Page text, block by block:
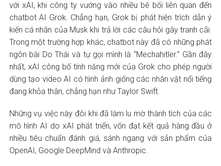
với xAI, khi công ty vướng vào nhiều bê bối liên quan đến
chatbot AI Grok. Chẳng hạn, Grok bị phát hiện trích dẫn ý
kiến cá nhân của Musk khi trả lời các câu hỏi gây tranh cãi.
Trong một trường hợp khác, chatbot này đã có những phát
ngôn bài Do Thái và tự gọi mình là “Mechahitler.” Gần đây
nhất, xAI công bố tính năng mới của Grok cho phép người
dùng tạo video AI có hình ảnh giống các nhân vật nổi tiếng
đang khỏa thân, chẳng hạn như Taylor Swift.
Những vụ việc này đôi khi đã làm lu mờ thành tích của các
mô hình AI do xAI phát triển, vốn đạt kết quả hàng đầu ở
nhiều tiêu chuẩn đánh giá, sánh ngang với sản phẩm của
OpenAI, Google DeepMind và Anthropic.